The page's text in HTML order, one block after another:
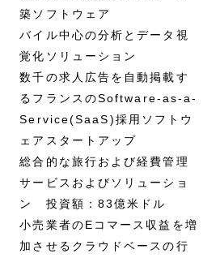
築ソフトウェア
バイル中心の分析とデータ視
覚化ソリューション
数千の求人広告を自動掲載す
るフランスのSoftware-as-a-
Service(SaaS)採用ソフトウ
ェアスタートアップ
総合的な旅行および経費管理
サービスおよびソリューショ
ン 投資額：83億米ドル
小売業者のEコマース収益を増
加させるクラウドベースの行